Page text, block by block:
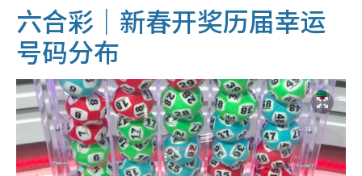
六合彩｜新春开奖历届幸运
号码分布